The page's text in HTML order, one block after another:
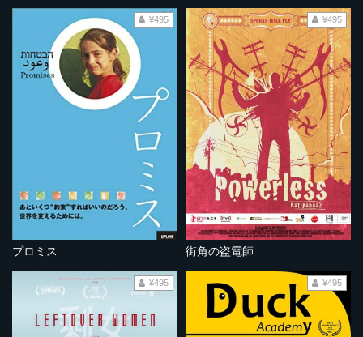
プロミス
¥495
街角の盗電師
¥495
¥495 ¥495